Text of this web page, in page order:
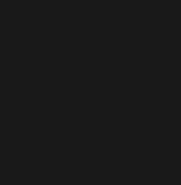
ventana)
ventana)